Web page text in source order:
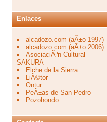
Enlaces
alcadozo.com (aÃ±o 1997)
alcadozo.com (aÃ±o 2006)
AsociaciÃ³n Cultural
SAKURA
Elche de la Sierra
LiÃ©tor
Ontur
PeÃ±as de San Pedro
Pozohondo